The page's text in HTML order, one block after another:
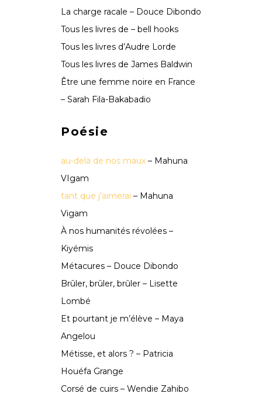
La charge racale – Douce Dibondo
Tous les livres de – bell hooks
Tous les livres d’Audre Lorde
Tous les livres de James Baldwin
Être une femme noire en France
– Sarah Fila-Bakabadio
Poésie
au-delà de nos maux – Mahuna
VIgam
tant que j’aimerai – Mahuna
Vigam
À nos humanités révolées –
Kiyémis
Métacures – Douce Dibondo
Brûler, brûler, brûler – Lisette
Lombé
Et pourtant je m’élève – Maya
Angelou
Métisse, et alors ? – Patricia
Houéfa Grange
Corsé de cuirs – Wendie Zahibo